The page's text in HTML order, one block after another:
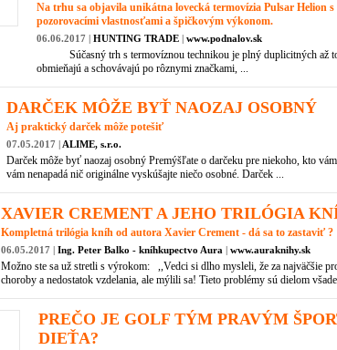
Na trhu sa objavila unikátna lovecká termovízia Pulsar Helion
pozorovacími vlastnosťami a špičkovým výkonom.
06.06.2017 | HUNTING TRADE | www.podnalov.sk
Súčasný trh s termovíznou technikou je plný duplicitných až
obmieňajú a schovávajú po rôznymi značkami, ...
DARČEK MÔŽE BYŤ NAOZAJ OSOBNÝ
Aj praktický darček môže potešiť
07.05.2017 | ALIME, s.r.o.
Darček môže byť naozaj osobný Premýšľate o darčeku pre niekoho, kto
vám nenapadá nič originálne vyskúšajte niečo osobné. Darček ...
XAVIER CREMENT A JEHO TRILÓGIA
Kompletná trilógia kníh od autora Xavier Crement - dá sa to zastaviť ?
06.05.2017 | Ing. Peter Balko - kníhkupectvo Aura | www.auraknihy.sk
Možno ste sa už stretli s výrokom: ,,Vedci si dlho mysleli, že za najväčšie
choroby a nedostatok vzdelania, ale mýlili sa! Tieto problémy sú dielom
PREČO JE GOLF TÝM PRAVÝM
DIEŤA?